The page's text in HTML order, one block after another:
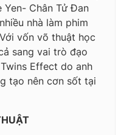
Yen- Chân Tử Đan
nhà làm phim
vốn võ thuật học
sang vai trò đạo
Effect do anh
tạo nên cơn sốt tại